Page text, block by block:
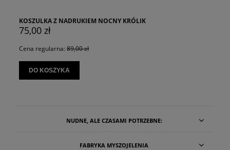
KOSZULKA Z NADRUKIEM NOCNY KRÓLIK
75,00 zł
Cena regularna: 89,00 zł
DO KOSZYKA
NUDNE, ALE CZASAMI POTRZEBNE:
FABRYKA MYSZOJELENIA